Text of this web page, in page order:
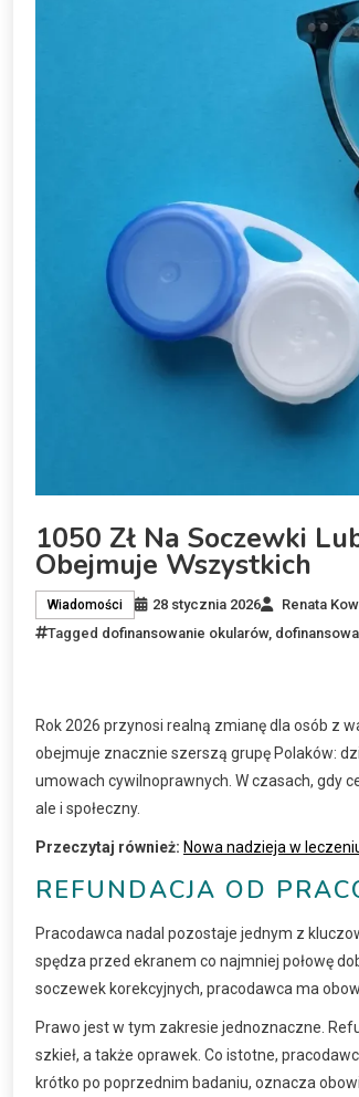
1050 Zł Na Soczewki
Obejmuje Wszystkich
Wiadomości 28 stycznia 2026 Renata
Tagged dofinansowanie okularów,
Rok 2026 przynosi realną zmianę dla osób z
obejmuje znacznie szerszą grupę Polaków:
umowach cywilnoprawnych. W czasach, gdy
ale i społeczny.
Przeczytaj również: Nowa nadzieja w
REFUNDACJA OD
Pracodawca nadal pozostaje jednym z
spędza przed ekranem co najmniej połowę
soczewek korekcyjnych, pracodawca ma
Prawo jest w tym zakresie jednoznaczne.
szkieł, a także oprawek. Co istotne,
krótko po poprzednim badaniu, oznacza